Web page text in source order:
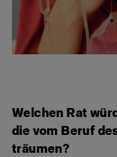
Welchen Rat
die vom Beruf
träumen?